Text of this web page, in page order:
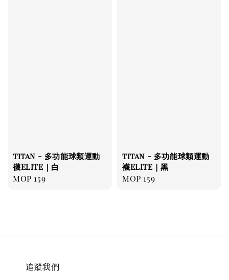
titan - 多功能球類運動
襪ELITE｜白
Regular
MOP 159
titan - 多功能球類運動
襪ELITE｜黑
Regular
MOP 159
追蹤我們